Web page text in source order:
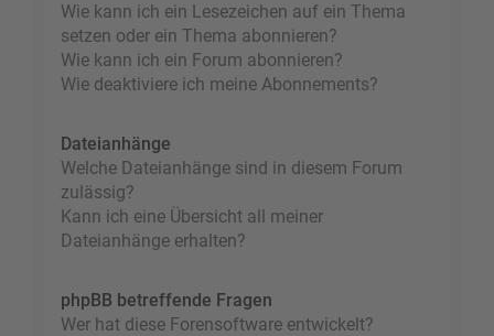
Wie kann ich ein Lesezeichen auf ein Thema
setzen oder ein Thema abonnieren?
Wie kann ich ein Forum abonnieren?
Wie deaktiviere ich meine Abonnements?
Dateianhänge
Welche Dateianhänge sind in diesem Forum
zulässig?
Kann ich eine Übersicht all meiner
Dateianhänge erhalten?
phpBB betreffende Fragen
Wer hat diese Forensoftware entwickelt?